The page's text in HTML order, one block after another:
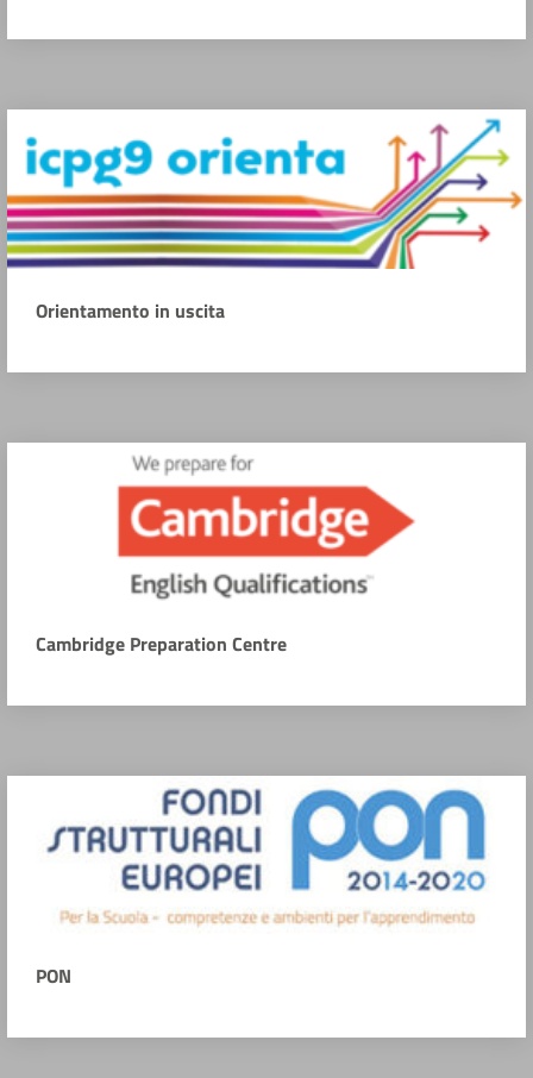
Orientamento in uscita
Cambridge Preparation Centre
PON